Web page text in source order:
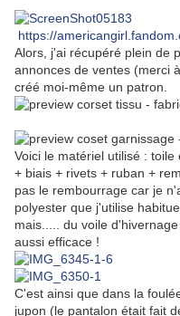
https://
Alors, j'ai récupéré plein de
annonces de ventes (merci
créé moi-même un patron.
Voici le matériel utilisé :
+ biais + rivets + ruban +
pas le rembourrage car je
polyester que j'utilise
mais..... du voile
aussi efficace !
C'est ainsi que dans la
jupon (le pantalon était fait